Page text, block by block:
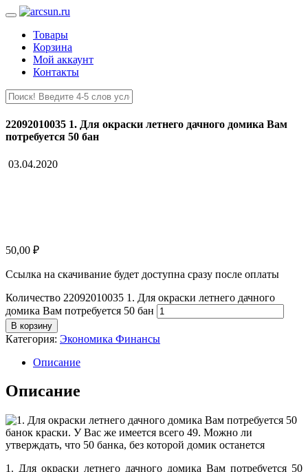
Товары
Корзина
Мой аккаунт
Контакты
22092010035 1. Для окраски летнего дачного домика Вам
потребуется 50 бан
03.04.2020
50,00 ₽
Ссылка на скачивание будет доступна сразу после оплаты
Количество 22092010035 1. Для окраски летнего дачного
домика Вам потребуется 50 бан
В корзину
Категория: Экономика Финансы
Описание
Описание
1. Для окраски летнего дачного домика Вам потребуется 50